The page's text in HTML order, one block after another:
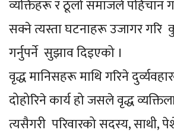
व्यक्तिहरू र ठूलो समाजले पहिचान
सक्ने त्यस्ता घटनाहरू उजागर गरि
गर्नुपर्ने सुझाव दिइएको ।
वृद्ध मानिसहरू माथि गरिने
दोहोरिने कार्य हो जसले वृद्ध
त्यसैगरी परिवारको सदस्य, साथी,